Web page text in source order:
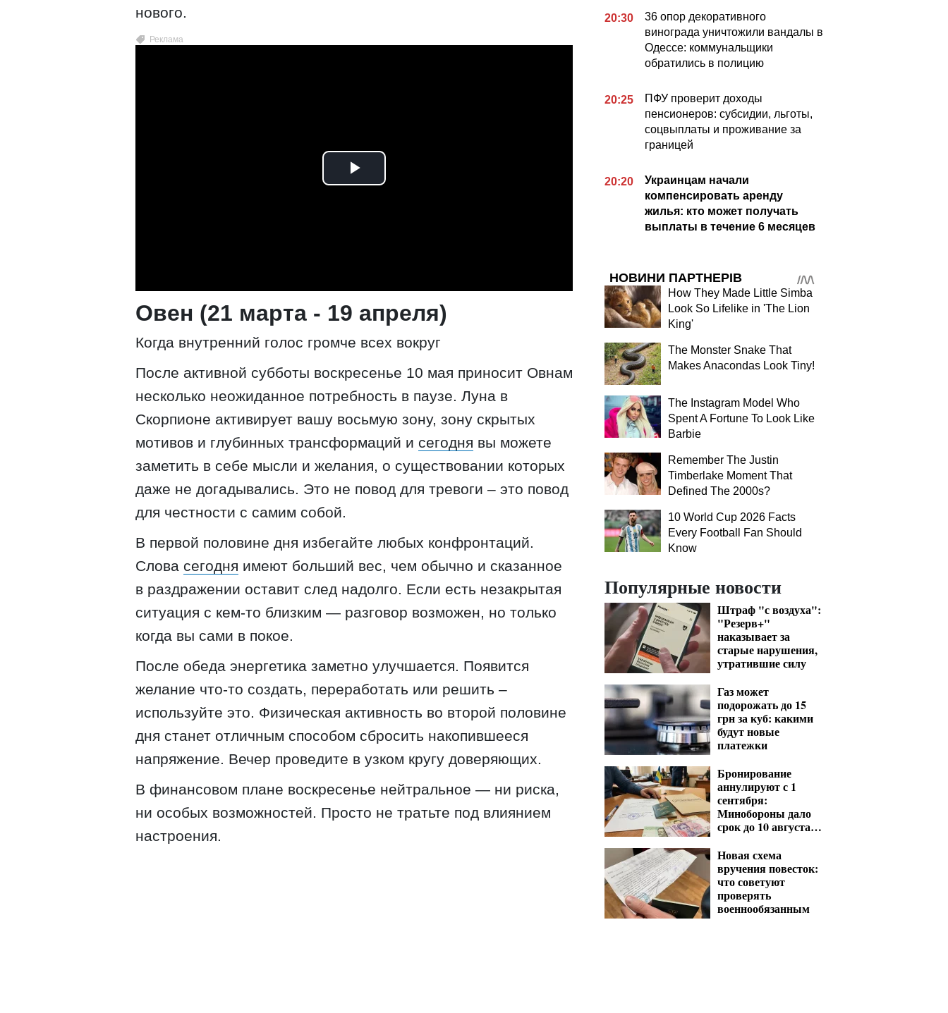
нового.
Овен (21 марта - 19 апреля)
Когда внутренний голос громче всех вокруг
После активной субботы воскресенье 10 мая приносит Овнам
несколько неожиданное потребность в паузе. Луна в
Скорпионе активирует вашу восьмую зону, зону скрытых
мотивов и глубинных трансформаций и сегодня вы можете
заметить в себе мысли и желания, о существовании которых
даже не догадывались. Это не повод для тревоги – это повод
для честности с самим собой.
В первой половине дня избегайте любых конфронтаций.
Слова сегодня имеют больший вес, чем обычно и сказанное
в раздражении оставит след надолго. Если есть незакрытая
ситуация с кем-то близким — разговор возможен, но только
когда вы сами в покое.
После обеда энергетика заметно улучшается. Появится
желание что-то создать, переработать или решить –
используйте это. Физическая активность во второй половине
дня станет отличным способом сбросить накопившееся
напряжение. Вечер проведите в узком кругу доверяющих.
В финансовом плане воскресенье нейтральное — ни риска,
ни особых возможностей. Просто не тратьте под влиянием
настроения.
20:30
36 опор декоративного
винограда уничтожили вандалы в
Одессе: коммунальщики
обратились в полицию
20:25
ПФУ проверит доходы
пенсионеров: субсидии, льготы,
соцвыплаты и проживание за
границей
20:20
Украинцам начали
компенсировать аренду
жилья: кто может получать
выплаты в течение 6 месяцев
НОВИНИ ПАРТНЕРІВ
How They Made Little Simba
Look So Lifelike in 'The Lion
King'
The Monster Snake That
Makes Anacondas Look Tiny!
The Instagram Model Who
Spent A Fortune To Look Like
Barbie
Remember The Justin
Timberlake Moment That
Defined The 2000s?
10 World Cup 2026 Facts
Every Football Fan Should
Know
Популярные новости
Штраф "с воздуха":
"Резерв+"
наказывает за
старые нарушения,
утратившие силу
Газ может
подорожать до 15
грн за куб: какими
будут новые
платежки
Бронирование
аннулируют с 1
сентября:
Минобороны дало
срок до 10 августа
предприятий
Новая схема
вручения повесток:
что советуют
проверять
военнообязанным